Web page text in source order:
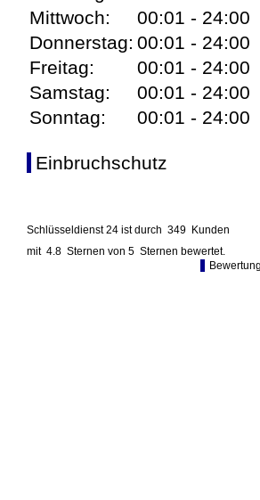
Mittwoch:
00:01 - 24:00
Donnerstag: 00:01 - 24:00
Freitag:
00:01 - 24:00
Samstag:
00:01 - 24:00
Sonntag:
00:01 - 24:00
Einbruchschutz
Schlüsseldienst 24 ist durch 349 Kunden
mit 4.8 Sternen von 5 Sternen bewertet.
Bewertung